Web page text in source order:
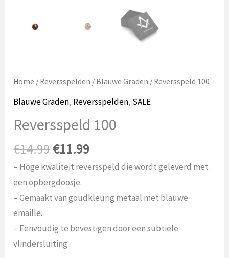
Home / Reversspelden / Blauwe Graden / Reversspeld 100
Blauwe Graden, Reversspelden, SALE
Reversspeld 100
€14.99Oorspronkelijke
prijs
was:
€14.99.
€11.99Huidige
prijs
€11.99.
– Hoge kwaliteit reversspeld die wordt geleverd met
een opbergdoosje.
– Gemaakt van goudkleurig metaal met blauwe
emaille.
– Eenvoudig te bevestigen door een subtiele
vlindersluiting.